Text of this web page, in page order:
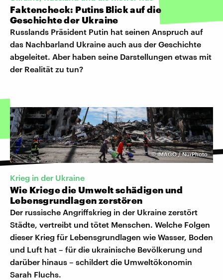
Faktencheck: Putins Blick auf die
Geschichte der Ukraine
Russlands Präsident Putin hat seinen Anspruch auf
das Nachbarland Ukraine auch aus der Geschichte
abgeleitet. Aber haben seine Darstellungen etwas mit
der Realität zu tun?
©IMAGO / NurPhoto
Krieg in der Ukraine
Wie Kriege die Umwelt schädigen und
Lebensgrundlagen zerstören
Der russische Angriffskrieg in der Ukraine zerstört
Städte, vertreibt und tötet Menschen. Welche Folgen
dieser Krieg für Lebensgrundlagen wie Wasser, Boden
und Luft hat – für die ukrainische Bevölkerung und
darüber hinaus – schildert die Umweltökonomin
Sarah Fluchs.